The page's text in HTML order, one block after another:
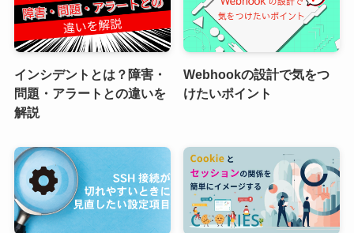
インシデントとは？障害・
問題・アラートとの違いを
解説
Webhookの設計で気をつ
けたいポイント